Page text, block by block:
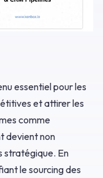
essentiel pour les
et attirer les
comme
devient non
stratégique. En
le sourcing des